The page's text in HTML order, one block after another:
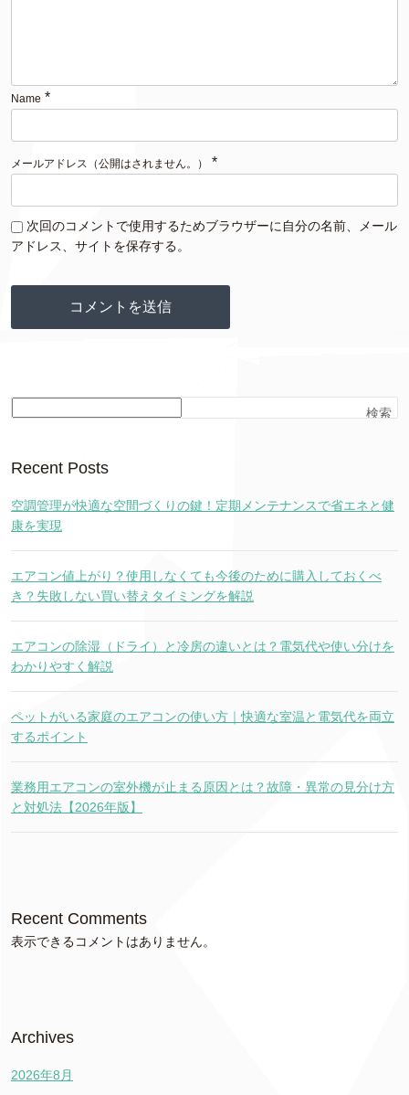
Name *
メールアドレス（公開はされません。） *
次回のコメントで使用するためブラウザーに自分の名前、メール
アドレス、サイトを保存する。
検索
Recent Posts
空調管理が快適な空間づくりの鍵！定期メンテナンスで省エネと健
康を実現
エアコン値上がり？使用しなくても今後のために購入しておくべ
き？失敗しない買い替えタイミングを解説
エアコンの除湿（ドライ）と冷房の違いとは？電気代や使い分けを
わかりやすく解説
ペットがいる家庭のエアコンの使い方｜快適な室温と電気代を両立
するポイント
業務用エアコンの室外機が止まる原因とは？故障・異常の見分け方
と対処法【2026年版】
Recent Comments
表示できるコメントはありません。
Archives
2026年8月